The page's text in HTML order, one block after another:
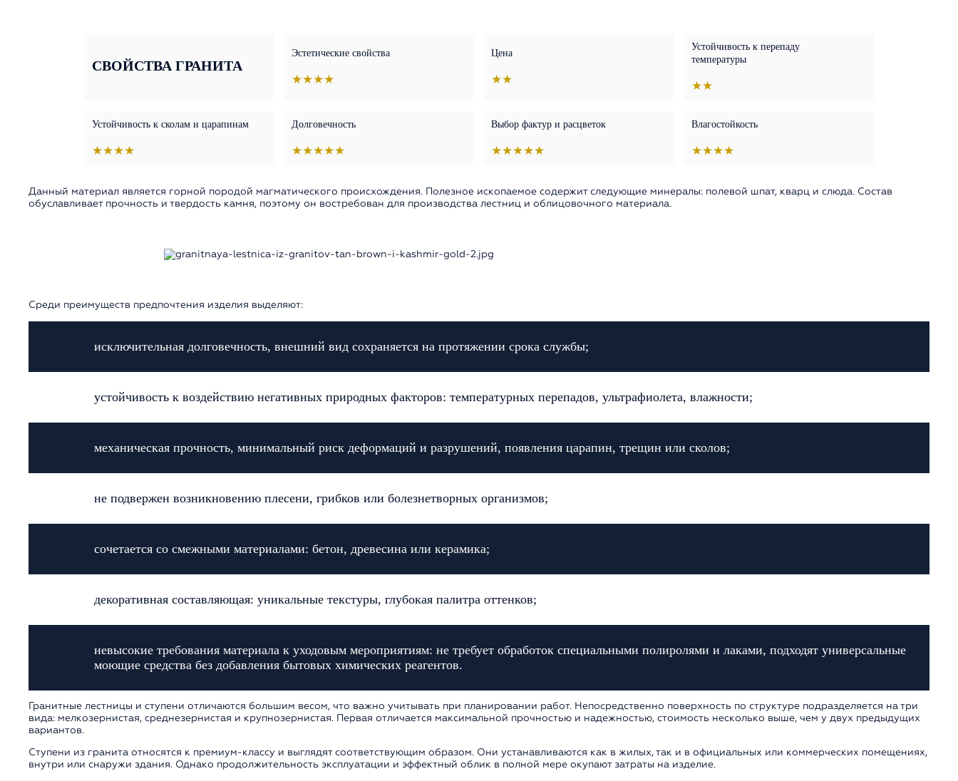
СВОЙСТВА ГРАНИТА
Эстетические свойства
★★★★
Цена
★★
Устойчивость к перепаду
температуры
★★
Устойчивость к сколам и царапинам
★★★★
Долговечность
★★★★★
Выбор фактур и расцветок
★★★★★
Влагостойкость
★★★★
Данный материал является горной породой магматического происхождения. Полезное ископаемое содержит следующие минералы: полевой шпат, кварц и слюда. Состав
обуславливает прочность и твердость камня, поэтому он востребован для производства лестниц и облицовочного материала.
Среди преимуществ предпочтения изделия выделяют:
исключительная долговечность, внешний вид сохраняется на протяжении срока службы;
устойчивость к воздействию негативных природных факторов: температурных перепадов, ультрафиолета, влажности;
механическая прочность, минимальный риск деформаций и разрушений, появления царапин, трещин или сколов;
не подвержен возникновению плесени, грибков или болезнетворных организмов;
сочетается со смежными материалами: бетон, древесина или керамика;
декоративная составляющая: уникальные текстуры, глубокая палитра оттенков;
невысокие требования материала к уходовым мероприятиям: не требует обработок специальными полиролями и лаками, подходят универсальные
моющие средства без добавления бытовых химических реагентов.
Гранитные лестницы и ступени отличаются большим весом, что важно учитывать при планировании работ. Непосредственно поверхность по структуре подразделяется на три
вида: мелкозернистая, среднезернистая и крупнозернистая. Первая отличается максимальной прочностью и надежностью, стоимость несколько выше, чем у двух предыдущих
вариантов.
Ступени из гранита относятся к премиум-классу и выглядят соответствующим образом. Они устанавливаются как в жилых, так и в официальных или коммерческих помещениях,
внутри или снаружи здания. Однако продолжительность эксплуатации и эффектный облик в полной мере окупают затраты на изделие.